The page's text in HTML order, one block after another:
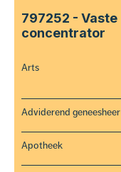
797252 - Vaste
concentrator
Arts
Adviderend geneesheer
Apotheek